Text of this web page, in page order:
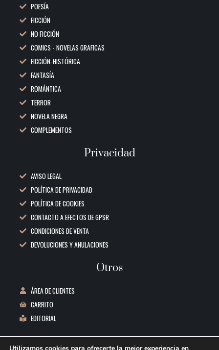
POESÍA
FICCIÓN
NO FICCIÓN
COMICS - NOVELAS GRAFICAS
FICCIÓN-HISTÓRICA
FANTASÍA
ROMÁNTICA
TERROR
NOVELA NEGRA
COMPLEMENTOS
Privacidad
AVISO LEGAL
POLÍTICA DE PRIVACIDAD
POLÍTICA DE COOKIES
CONTACTO A EFECTOS DE GPSR
CONDICIONES DE VENTA
DEVOLUCIONES Y ANULACIONES
Otros
ÁREA DE CLIENTES
CARRITO
EDITORIAL